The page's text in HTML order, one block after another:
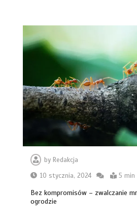
byRedakcja
10 stycznia, 2024
5 min
Bez kompromisów – zwalczanie
ogrodzie